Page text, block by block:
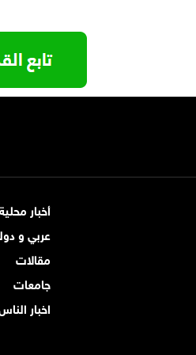
أخبار
عربي و
مقالات
جامعات
اخبار